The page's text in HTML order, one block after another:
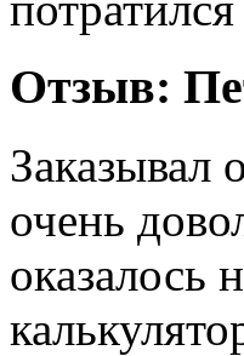
Отзыв:
Заказывал
очень
оказалось